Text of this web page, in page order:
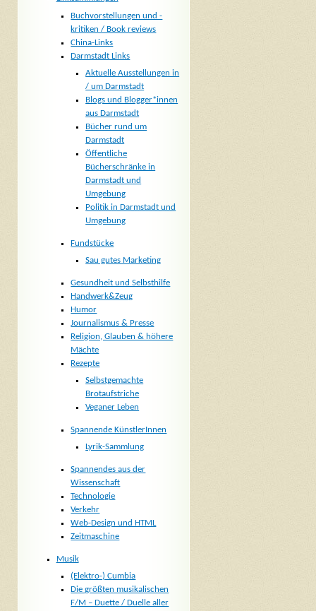
Buchvorstellungen und -
kritiken / Book reviews
China-Links
Darmstadt Links
Aktuelle Ausstellungen in
/ um Darmstadt
Blogs und Blogger*innen
aus Darmstadt
Bücher rund um
Darmstadt
Öffentliche
Bücherschränke in
Darmstadt und
Umgebung
Politik in Darmstadt und
Umgebung
Fundstücke
Sau gutes Marketing
Gesundheit und Selbsthilfe
Handwerk&Zeug
Humor
Journalismus & Presse
Religion, Glauben & höhere
Mächte
Rezepte
Selbstgemachte
Brotaufstriche
Veganer Leben
Spannende KünstlerInnen
Lyrik-Sammlung
Spannendes aus der
Wissenschaft
Technologie
Verkehr
Web-Design und HTML
Zeitmaschine
Musik
(Elektro-) Cumbia
Die größten musikalischen
F/M – Duette / Duelle aller